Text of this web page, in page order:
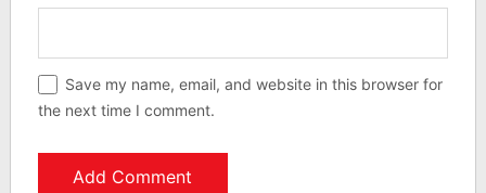
Save my name, email, and website in this browser for
the next time I comment.